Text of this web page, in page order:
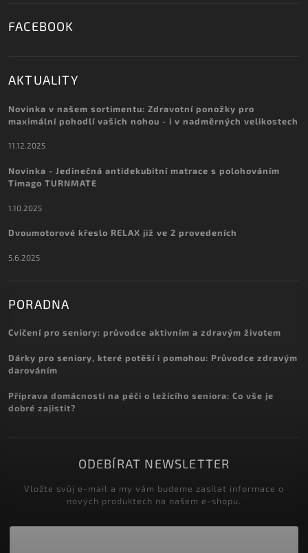
FACEBOOK
AKTUALITY
Novinka v našem sortimentu: Zdravotní ponožky pro
maximální pohodlí vašich nohou - i v nadměrných velikostech
11.12.2025
Novinka - Jedinečná antidekubitní matrace s polohováním
Timago TURNMATE
1.10.2025
Dvoumotorové křeslo RELAX již ve 2 provedeních
5.6.2025
PORADNA
Cvičení pro seniory: průvodce aktivním a zdravým životem
Dárky pro seniory, které potěší i pomohou: Průvodce zdravým
darováním
Příprava domácnosti na péči o ležícího seniora: Co vše je
dobré zajistit?
ODEBÍRAT NEWSLETTER
Vložte svůj e-mail a my vám budeme zasílat informace o
nových produktech na našem e-shopu.